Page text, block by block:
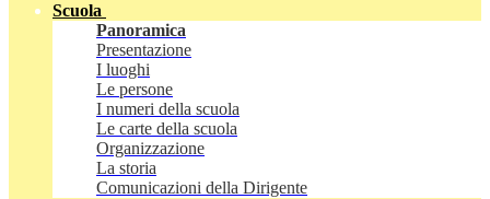
Scuola
Panoramica
Presentazione
I luoghi
Le persone
I numeri della scuola
Le carte della scuola
Organizzazione
La storia
Comunicazioni della Dirigente